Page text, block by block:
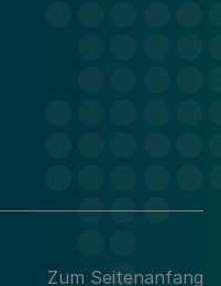
Zum Seitenanfang